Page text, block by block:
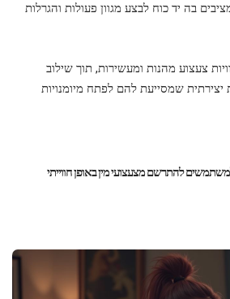
בה יד כוח לבצע מגוון פעולות והגרלות
צעצוע מהנות ומעשירות, תוך שילוב
יצירתית שמסייעת להם לפתח מיומנויות
להתרשם מצעצועי מין באופן חווייתי